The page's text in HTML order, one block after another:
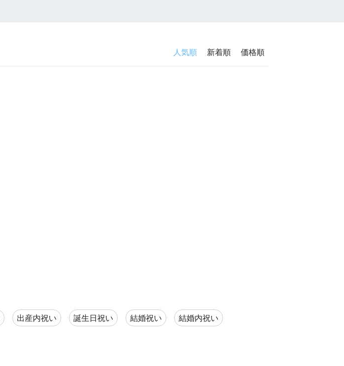
人気順 新着順 価格順
出産内祝い 誕生日祝い 結婚祝い 結婚内祝い